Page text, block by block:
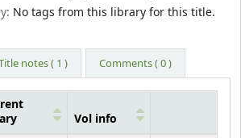
No tags from this library for this title.
notes ( 1 ) Comments ( 0 )
Vol info